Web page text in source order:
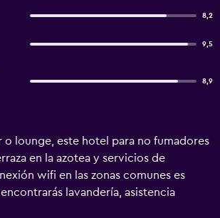
8,2
9,5
8,9
o lounge, este hotel para no fumadores
en la azotea y servicios de
wifi en las zonas comunes es
lavandería, asistencia
de entradas y televisión en una